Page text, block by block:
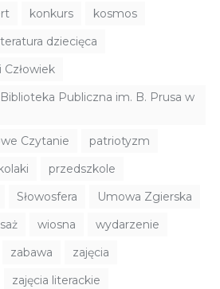
konkurs
kosmos
dziecięca
Człowiek
Publiczna im. B. Prusa w
Czytanie
patriotyzm
przedszkole
Słowosfera
Umowa Zgierska
wiosna
wydarzenie
zabawa
zajęcia
zajęcia literackie